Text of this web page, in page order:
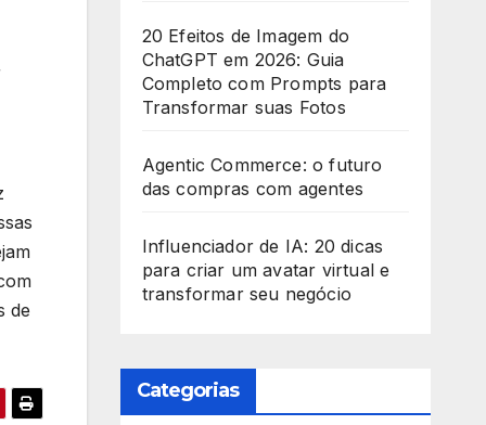
de
20 Efeitos de Imagem do
ChatGPT em 2026: Guia
Completo com Prompts para
Transformar suas Fotos
Agentic Commerce: o futuro
das compras com agentes
Influenciador de IA: 20 dicas
para criar um avatar virtual e
transformar seu negócio
Categorias